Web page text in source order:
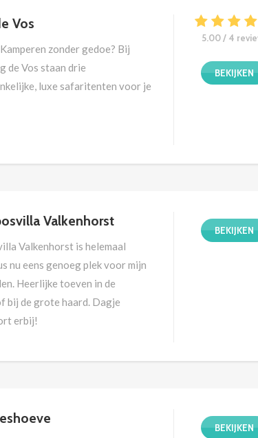
Vos
zonder gedoe? Bij
de Vos staan drie
luxe safaritenten voor je
5.00 / 4
BEKIJKEN
Valkenhorst
Valkenhorst is helemaal
nu eens genoeg plek voor mijn
Heerlijke toeven in de
bij de grote haard. Dagje
erbij!
BEKIJKEN
BEKIJKEN